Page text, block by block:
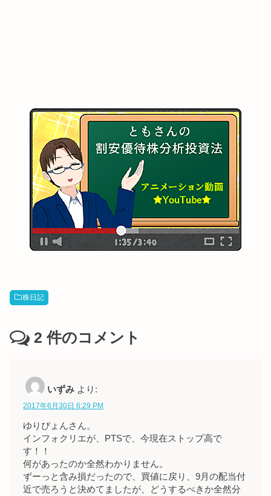
株日記
2 件のコメント
いずみ より:
2017年6月30日 6:29 PM
ゆりぴょんさん。
インフォクリエが、PTSで、今現在ストップ高で
す！！
何があったのか全然わかりません。
ずーっと含み損だったので、買値に戻り、9月の配当付
近で売ろうと決めてましたが、どうするべきか全然分